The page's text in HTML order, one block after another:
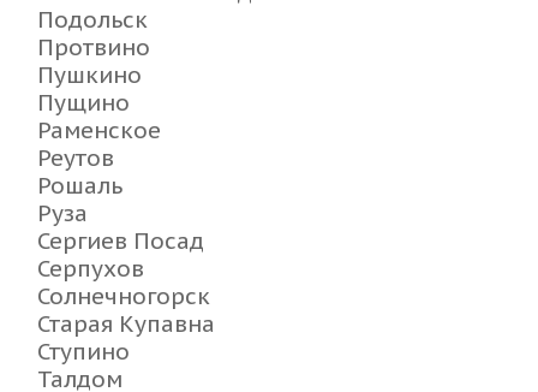
Подольск
Протвино
Пушкино
Пущино
Раменское
Реутов
Рошаль
Руза
Сергиев Посад
Серпухов
Солнечногорск
Старая Купавна
Ступино
Талдом